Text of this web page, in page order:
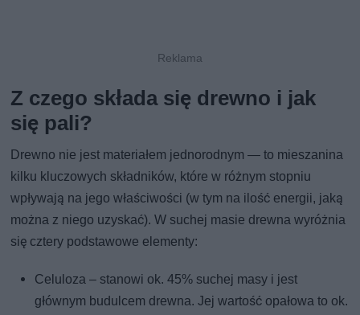
Z czego składa się drewno i jak
się pali?
Drewno nie jest materiałem jednorodnym — to mieszanina
kilku kluczowych składników, które w różnym stopniu
wpływają na jego właściwości (w tym na ilość energii, jaką
można z niego uzyskać). W suchej masie drewna wyróżnia
się cztery podstawowe elementy:
Celuloza – stanowi ok. 45% suchej masy i jest
głównym budulcem drewna. Jej wartość opałowa to ok.